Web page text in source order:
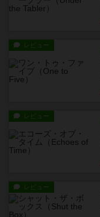
レビュー
レビュー
レビュー